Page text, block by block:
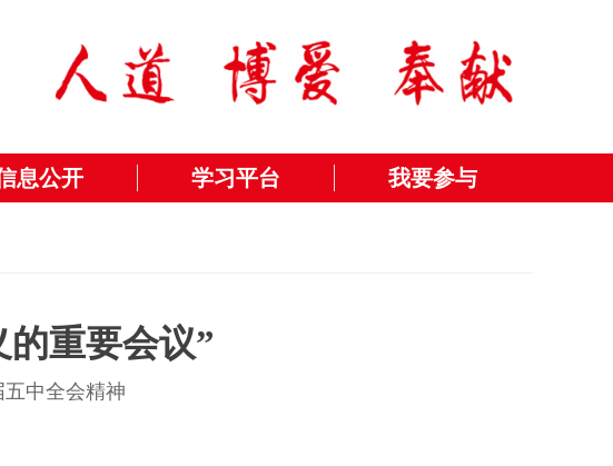
息公开 学习平台 我要参与
重要会议”
中全会精神